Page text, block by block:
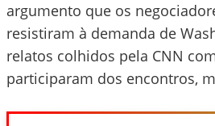
argumento que os
resistiram à demanda de
relatos colhidos pela CNN
participaram dos encontros,